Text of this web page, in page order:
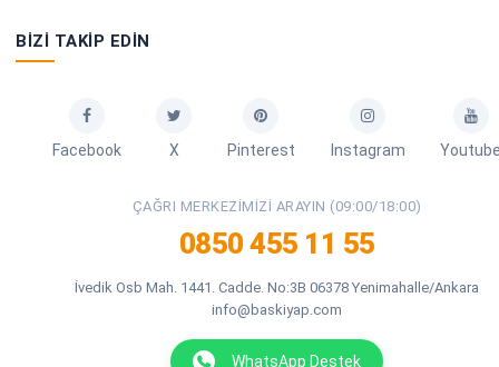
BIZI TAKIP EDIN
Facebook X Pinterest Instagram
ÇAĞRI MERKEZIMIZI ARAYIN (09:00/18:00)
0850 455 11 55
İvedik Osb Mah. 1441. Cadde. No:3B 06378 Yenimahalle/Ankara
info@baskiyap.com
WhatsApp Destek